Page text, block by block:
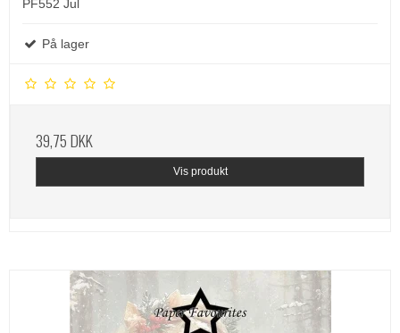
PF552 Jul
På lager
39,75 DKK
Vis produkt